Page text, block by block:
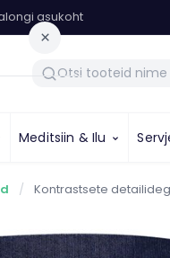
asukoht
Meditsiin & Ilu
/ Kontrastsete
×